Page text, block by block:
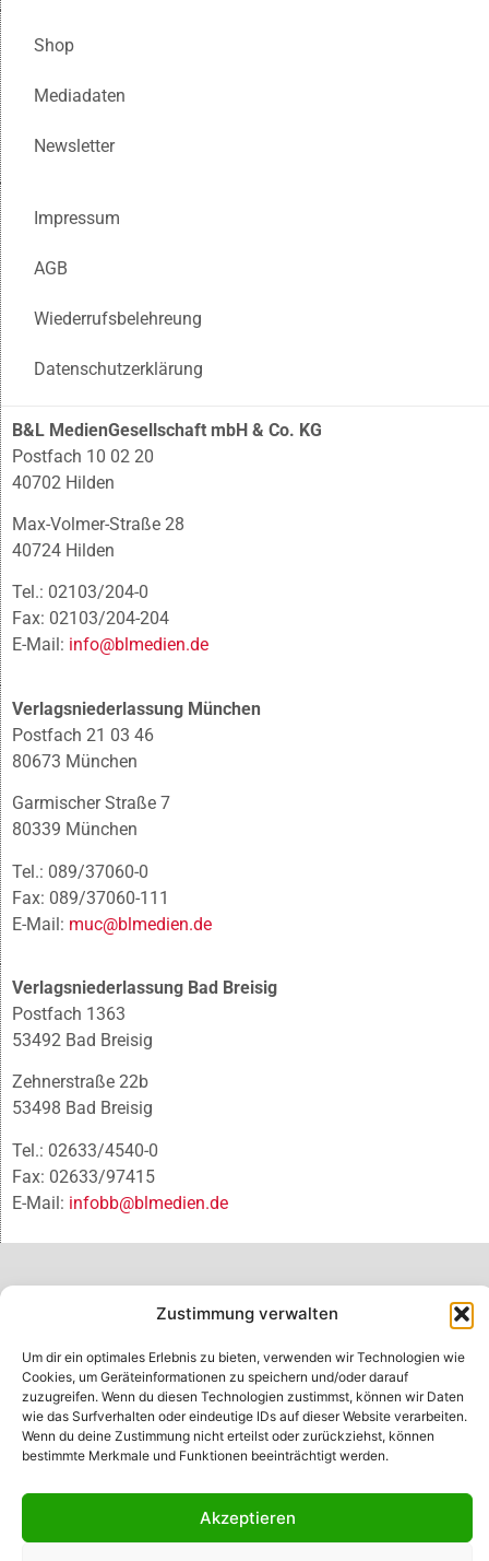
Zustimmung verwalten
Um dir ein optimales Erlebnis zu bieten, verwenden wir Technologien wie
Cookies, um Geräteinformationen zu speichern und/oder darauf
zuzugreifen. Wenn du diesen Technologien zustimmst, können wir Daten
wie das Surfverhalten oder eindeutige IDs auf dieser Website verarbeiten.
Wenn du deine Zustimmung nicht erteilst oder zurückziehst, können
bestimmte Merkmale und Funktionen beeinträchtigt werden.
Akzeptieren
Shop
Mediadaten
Newsletter
Impressum
AGB
Wiederrufsbelehreung
Datenschutzerklärung
B&L MedienGesellschaft mbH & Co. KG
Postfach 10 02 20
40702 Hilden
Max-Volmer-Straße 28
40724 Hilden
Tel.: 02103/204-0
Fax: 02103/204-204
E-Mail: info@blmedien.de
Verlagsniederlassung München
Postfach 21 03 46
80673 München
Garmischer Straße 7
80339 München
Tel.: 089/37060-0
Fax: 089/37060-111
E-Mail: muc@blmedien.de
Verlagsniederlassung Bad Breisig
Postfach 1363
53492 Bad Breisig
Zehnerstraße 22b
53498 Bad Breisig
Tel.: 02633/4540-0
Fax: 02633/97415
E-Mail: infobb@blmedien.de
Made with ♥ by HLT GmbH & Co. KG